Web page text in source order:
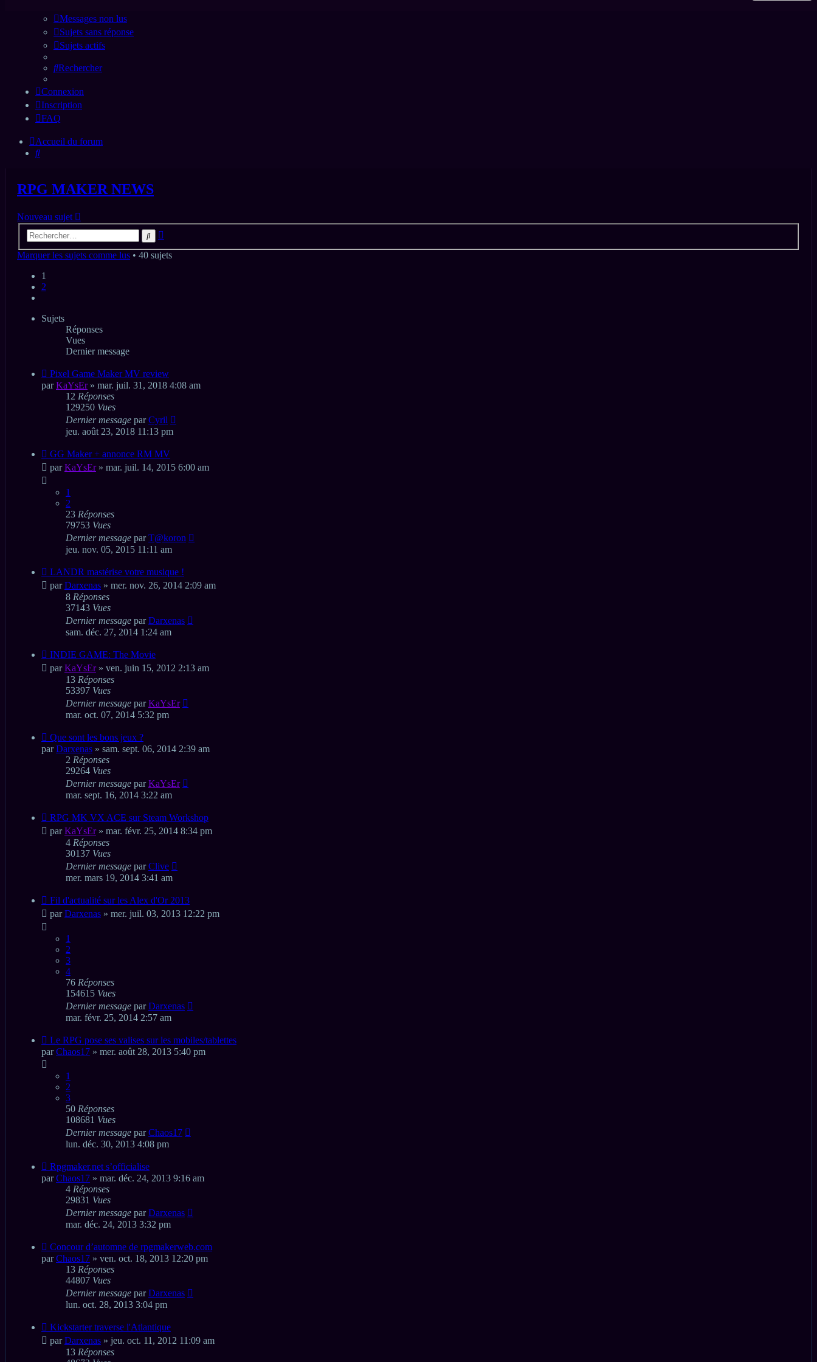
Messages non lus
Sujets sans réponse
Sujets actifs
Rechercher
Connexion
Inscription
FAQ
Accueil du forum
Rechercher
RPG MAKER NEWS
Nouveau sujet
Rechercher
Marquer les sujets comme lus • 40 sujets
1
2
Sujets
Réponses
Vues
Dernier message
Pixel Game Maker MV review
parKaYsEr» mar. juil. 31, 2018 4:08 am
12 Réponses
129250 Vues
Dernier message parCyril
jeu. août 23, 2018 11:13 pm
GG Maker + annonce RM MV
parKaYsEr» mar. juil. 14, 2015 6:00 am
1
2
23 Réponses
79753 Vues
Dernier message parT@koron
jeu. nov. 05, 2015 11:11 am
LANDR mastérise votre musique !
parDarxenas » mer. nov. 26, 2014 2:09 am
8 Réponses
37143 Vues
Dernier message parDarxenas
sam. déc. 27, 2014 1:24 am
INDIE GAME: The Movie
parKaYsEr» ven. juin 15, 2012 2:13 am
13 Réponses
53397 Vues
Dernier message parKaYsEr
mar. oct. 07, 2014 5:32 pm
Que sont les bons jeux ?
parDarxenas » sam. sept. 06, 2014 2:39 am
2 Réponses
29264 Vues
Dernier message parKaYsEr
mar. sept. 16, 2014 3:22 am
RPG MK VX ACE sur Steam Workshop
parKaYsEr» mar. févr. 25, 2014 8:34 pm
4 Réponses
30137 Vues
Dernier message parClive
mer. mars 19, 2014 3:41 am
Fil d'actualité sur les Alex d'Or 2013
parDarxenas » mer. juil. 03, 2013 12:22 pm
1
2
3
4
76 Réponses
154615 Vues
Dernier message parDarxenas
mar. févr. 25, 2014 2:57 am
Le RPG pose ses valises sur les mobiles/tablettes
parChaos17 » mer. août 28, 2013 5:40 pm
1
2
3
50 Réponses
108681 Vues
Dernier message parChaos17
lun. déc. 30, 2013 4:08 pm
Rpgmaker.net s’officialise
parChaos17 » mar. déc. 24, 2013 9:16 am
4 Réponses
29831 Vues
Dernier message parDarxenas
mar. déc. 24, 2013 3:32 pm
Concour d’automne de rpgmakerweb.com
parChaos17 » ven. oct. 18, 2013 12:20 pm
13 Réponses
44807 Vues
Dernier message parDarxenas
lun. oct. 28, 2013 3:04 pm
Kickstarter traverse l'Atlantique
parDarxenas » jeu. oct. 11, 2012 11:09 am
13 Réponses